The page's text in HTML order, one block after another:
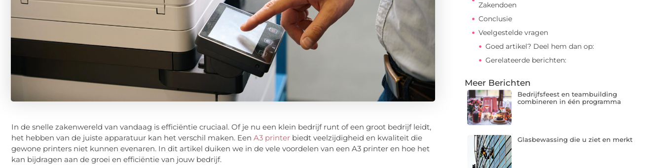
In de snelle zakenwereld van vandaag is efficiëntie cruciaal. Of je nu een klein bedrijf runt of een groot bedrijf leidt,
het hebben van de juiste apparatuur kan het verschil maken. Een A3 printer biedt veelzijdigheid en kwaliteit die
gewone printers niet kunnen evenaren. In dit artikel duiken we in de vele voordelen van een A3 printer en hoe het
kan bijdragen aan de groei en efficiëntie van jouw bedrijf.
Zakendoen
Conclusie
Veelgestelde vragen
Goed artikel? Deel hem dan op:
Gerelateerde berichten:
Meer Berichten
Bedrijfsfeest en teambuilding
combineren in één programma
Glasbewassing die u ziet en merkt